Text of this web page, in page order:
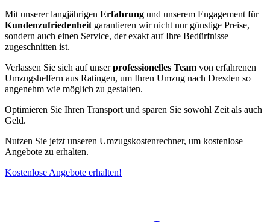
Mit unserer langjährigen Erfahrung und unserem Engagement für
Kundenzufriedenheit garantieren wir nicht nur günstige Preise,
sondern auch einen Service, der exakt auf Ihre Bedürfnisse
zugeschnitten ist.
Verlassen Sie sich auf unserprofessionelles Team von erfahrenen
Umzugshelfern aus Ratingen, um Ihren Umzug nach Dresden so
angenehm wie möglich zu gestalten.
Optimieren Sie Ihren Transport und sparen Sie sowohl Zeit als auch
Geld.
Nutzen Sie jetzt unseren Umzugskostenrechner, um kostenlose
Angebote zu erhalten.
Kostenlose Angebote erhalten!